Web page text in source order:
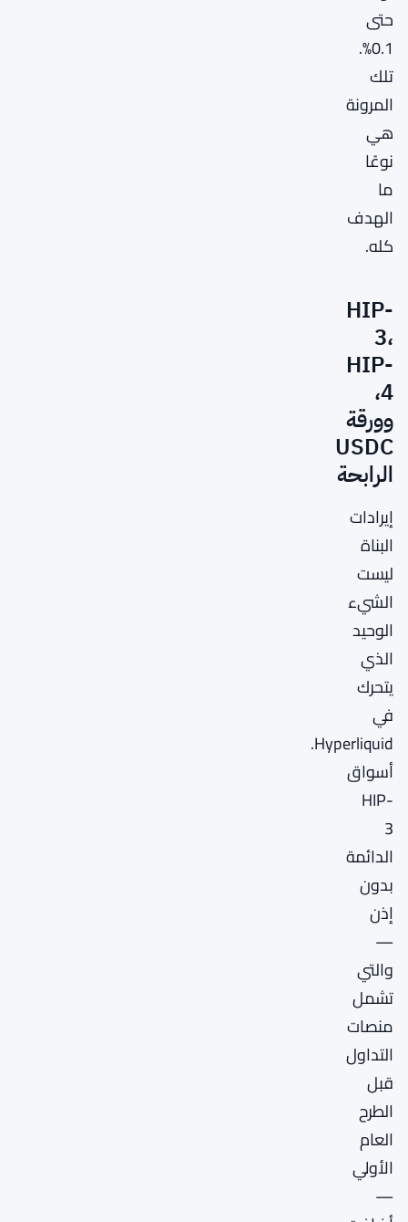
حتى
0.1%.
تلك
المرونة
هي
نوعًا
ما
الهدف
كله.
HIP-
3،
HIP-
4،
وورقة
USDC
الرابحة
إيرادات
البناة
ليست
الشيء
الوحيد
الذي
يتحرك
في
Hyperliquid.
أسواق
HIP-
3
الدائمة
بدون
إذن
—
والتي
تشمل
منصات
التداول
قبل
الطرح
العام
الأولي
—